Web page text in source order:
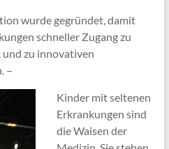
wurde gegründet, damit
schneller Zugang zu
zu innovativen
–
Kinder mit seltenen
Erkrankungen sind
die Waisen der